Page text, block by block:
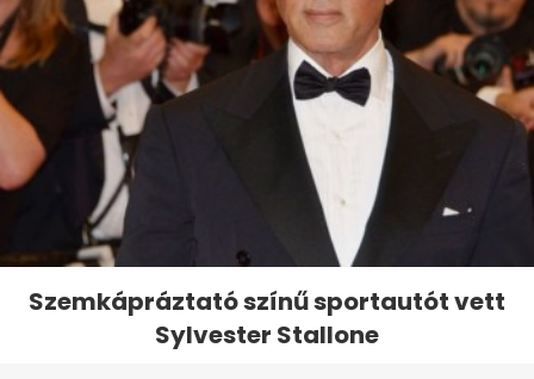
Szemkápráztató színű sportautót vett
Sylvester Stallone